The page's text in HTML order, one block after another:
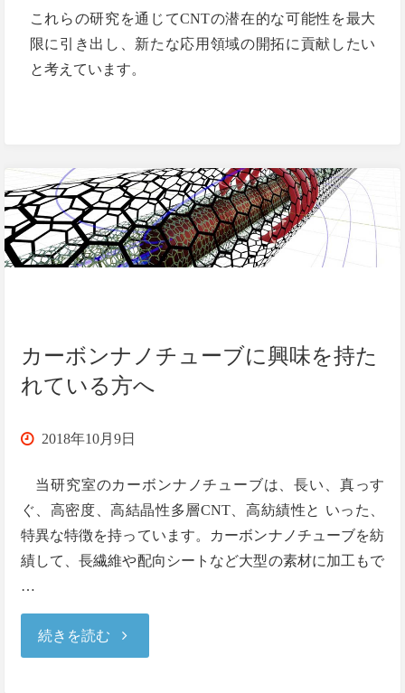
ブ
り"
これらの研究を通じてCNTの潜在的な可能性を最大
限に引き出し、新たな応用領域の開拓に貢献したい
と考えています。
カーボンナノチューブに興味を持た
れている方へ
2018年10月9日
当研究室のカーボンナノチューブは、長い、真っす
ぐ、高密度、高結晶性多層CNT、高紡績性と いった、
特異な特徴を持っています。カーボンナノチューブを紡
績して、長繊維や配向シートなど大型の素材に加工もで
…
続きを読む"カ